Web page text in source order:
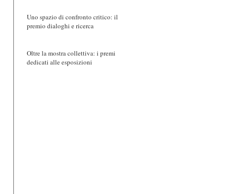
Uno spazio di confronto critico: il
premio dialoghi e ricerca
Oltre la mostra collettiva: i premi
dedicati alle esposizioni